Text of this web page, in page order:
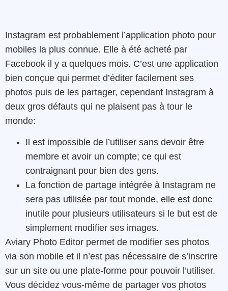
Instagram est probablement l’application photo pour
mobiles la plus connue. Elle à été acheté par
Facebook il y a quelques mois. C’est une application
bien conçue qui permet d’éditer facilement ses
photos puis de les partager, cependant Instagram à
deux gros défauts qui ne plaisent pas à tour le
monde:
Il est impossible de l’utiliser sans devoir être
membre et avoir un compte; ce qui est
contraignant pour bien des gens.
La fonction de partage intégrée à Instagram ne
sera pas utilisée par tout monde, elle est donc
inutile pour plusieurs utilisateurs si le but est de
simplement modifier ses images.
Aviary Photo Editor permet de modifier ses photos
via son mobile et il n’est pas nécessaire de s’inscrire
sur un site ou une plate-forme pour pouvoir l’utiliser.
Vous décidez vous-même de partager vos photos